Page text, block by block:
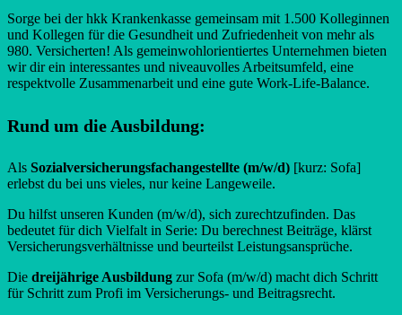
Sorge bei der hkk Krankenkasse gemeinsam mit 1.500 Kolleginnen
und Kollegen für die Gesundheit und Zufriedenheit von mehr als
980. Versicherten! Als gemeinwohlorientiertes Unternehmen bieten
wir dir ein interessantes und niveauvolles Arbeitsumfeld, eine
respektvolle Zusammenarbeit und eine gute Work-Life-Balance.
Rund um die Ausbildung:
Als Sozialversicherungsfachangestellte (m/w/d) [kurz: Sofa]
erlebst du bei uns vieles, nur keine Langeweile.
Du hilfst unseren Kunden (m/w/d), sich zurechtzufinden. Das
bedeutet für dich Vielfalt in Serie: Du berechnest Beiträge, klärst
Versicherungsverhältnisse und beurteilst Leistungsansprüche.
Die dreijährige Ausbildung zur Sofa (m/w/d) macht dich Schritt
für Schritt zum Profi im Versicherungs- und Beitragsrecht.